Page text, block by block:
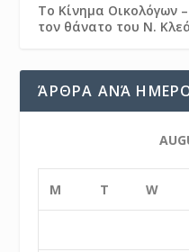
Το Κίνημα Οικολόγων
τον θάνατο του Ν.
ΆΡΘΡΑ ΑΝΆ
M T W